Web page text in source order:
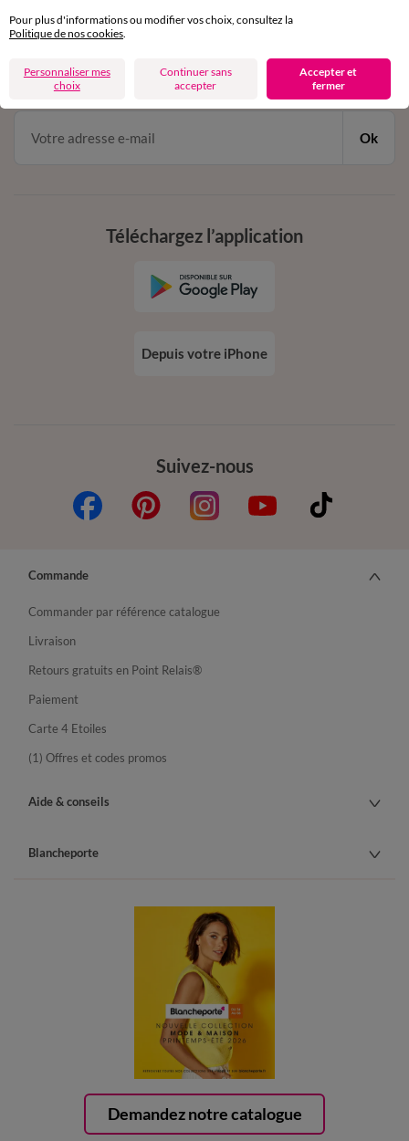
11€ Offerts
dès 20€ d’achat
conditions dans votre email de confirmation
Ok
Suivez-nous
Téléchargez l’application
Depuis votre iPhone
Demandez notre catalogue
Commande
Commander par référence catalogue
Livraison
Retours gratuits en Point Relais®
Paiement
Carte 4 Etoiles
(1) Offres et codes promos
Aide & conseils
Blancheporte
Pour plus d'informations ou modifier vos choix, consultez la
Politique de nos cookies
Personnaliser mes
choix
Continuer sans
accepter
Accepter et
fermer